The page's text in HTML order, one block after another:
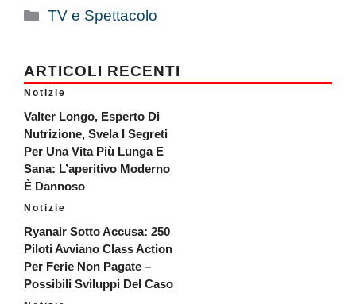
Categorie
TV e Spettacolo
ARTICOLI RECENTI
Notizie
Valter Longo, Esperto Di
Nutrizione, Svela I Segreti
Per Una Vita Più Lunga E
Sana: L’aperitivo Moderno
È Dannoso
Notizie
Ryanair Sotto Accusa: 250
Piloti Avviano Class Action
Per Ferie Non Pagate –
Possibili Sviluppi Del Caso